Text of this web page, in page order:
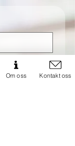
Om oss Kontakt oss